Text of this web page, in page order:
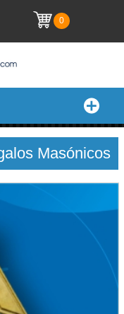
0
Masónicos